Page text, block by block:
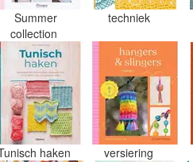
Summer
collection
techniek
haken versiering